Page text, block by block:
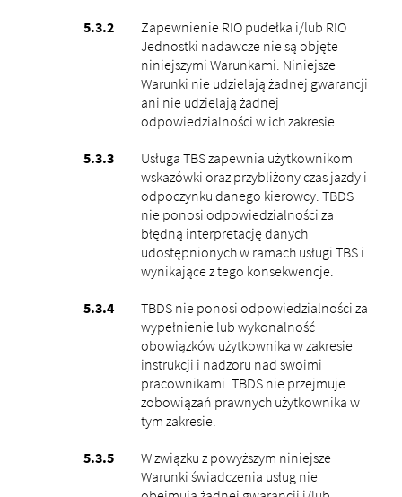
Zapewnienie RIO pudełka i/lub RIO
Jednostki nadawcze nie są objęte
niniejszymi Warunkami. Niniejsze
Warunki nie udzielają żadnej gwarancji
ani nie udzielają żadnej
odpowiedzialności w ich zakresie.
Usługa TBS zapewnia użytkownikom
wskazówki oraz przybliżony czas jazdy i
odpoczynku danego kierowcy. TBDS
nie ponosi odpowiedzialności za
błędną interpretację danych
udostępnionych w ramach usługi TBS i
wynikające z tego konsekwencje.
TBDS nie ponosi odpowiedzialności za
wypełnienie lub wykonalność
obowiązków użytkownika w zakresie
instrukcji i nadzoru nad swoimi
pracownikami. TBDS nie przejmuje
zobowiązań prawnych użytkownika w
tym zakresie.
W związku z powyższym niniejsze
Warunki świadczenia usług nie